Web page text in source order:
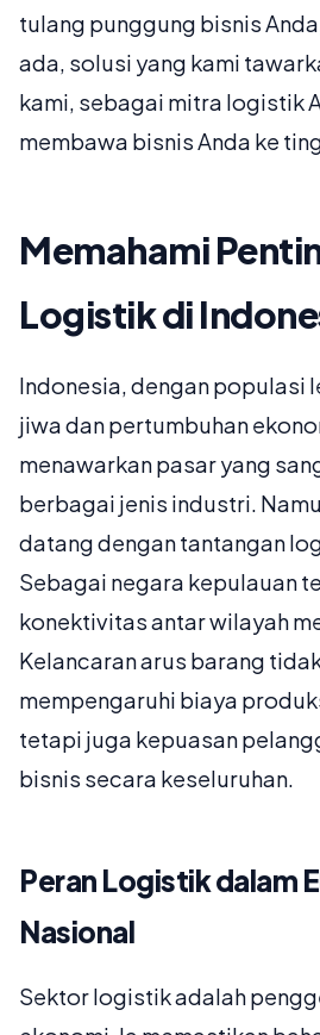
tulang punggung bisnis
ada, solusi yang kami
kami, sebagai mitra logistik
membawa bisnis Anda ke
Memahami
Logistik di
Indonesia, dengan populasi
jiwa dan pertumbuhan
menawarkan pasar yang
berbagai jenis industri.
datang dengan tantangan
Sebagai negara kepulauan
konektivitas antar wilayah
Kelancaran arus barang
mempengaruhi biaya
tetapi juga kepuasan
bisnis secara keseluruhan.
Peran Logistik dalam
Nasional
Sektor logistik adalah